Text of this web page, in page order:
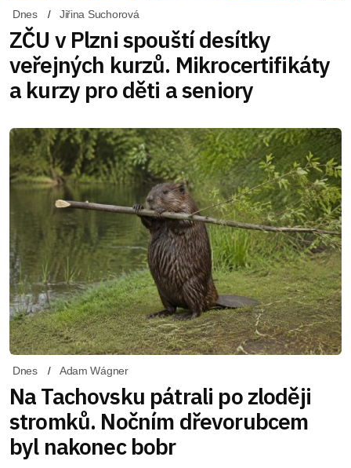
Dnes Jiřina Suchorová
ZČU v Plzni spouští desítky
veřejných kurzů. Mikrocertifikáty
a kurzy pro děti a seniory
Dnes Adam Wágner
Na Tachovsku pátrali po zloději
stromků. Nočním dřevorubcem
byl nakonec bobr